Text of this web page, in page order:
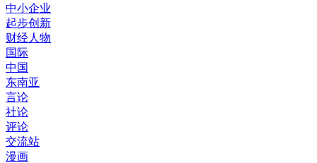
中小企业
起步创新
财经人物
国际
中国
东南亚
言论
社论
评论
交流站
漫画